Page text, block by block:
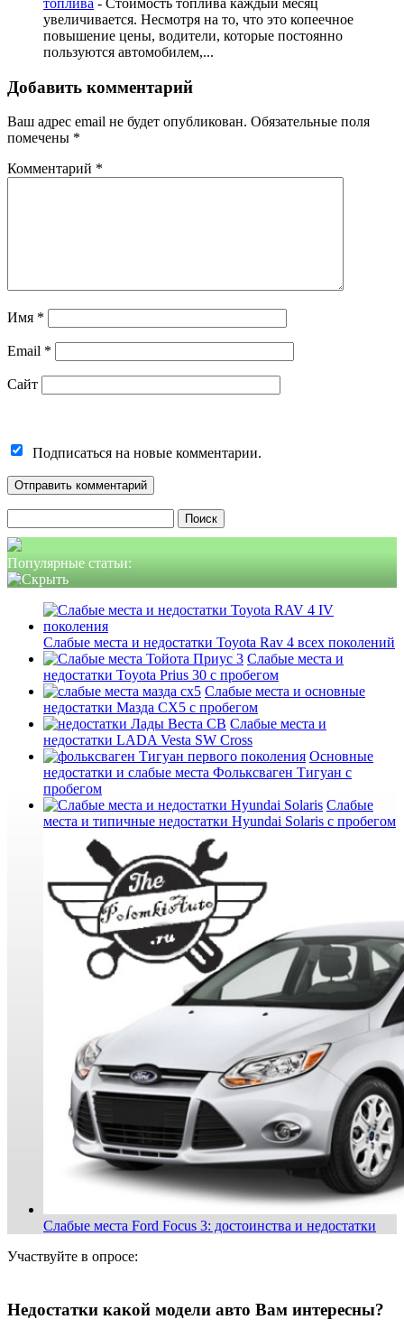
топлива - Стоимость топлива каждый месяц
увеличивается. Несмотря на то, что это копеечное
повышение цены, водители, которые постоянно
пользуются автомобилем,...
Добавить комментарий
Ваш адрес email не будет опубликован. Обязательные поля
помечены *
Комментарий *
Имя *
Email *
Сайт
Подписаться на новые комментарии.
Популярные статьи:
Слабые места и недостатки Toyota Rav 4 всех поколений
Слабые места и
недостатки Toyota Prius 30 с пробегом
Слабые места и основные
недостатки Мазда СХ5 с пробегом
Слабые места и
недостатки LADA Vesta SW Cross
Основные
недостатки и слабые места Фольксваген Тигуан с
пробегом
Слабые
места и типичные недостатки Hyundai Solaris с пробегом
Слабые места Ford Focus 3: достоинства и недостатки
Участвуйте в опросе:
Недостатки какой модели авто Вам интересны?